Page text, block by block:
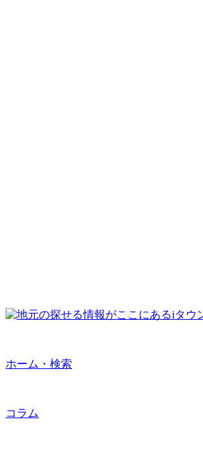
ホーム・検索
コラム